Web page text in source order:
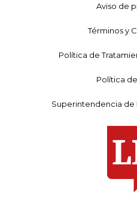
Aviso de
Términos y
Política de
Política
Superintendencia de